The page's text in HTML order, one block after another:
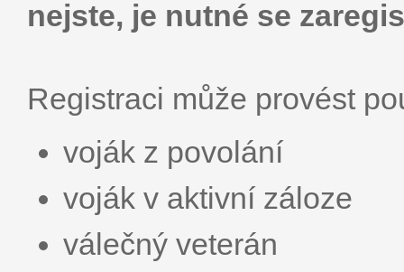
nejste, je nutné se
Registraci může provést
voják z povolání
voják v aktivní záloze
válečný veterán